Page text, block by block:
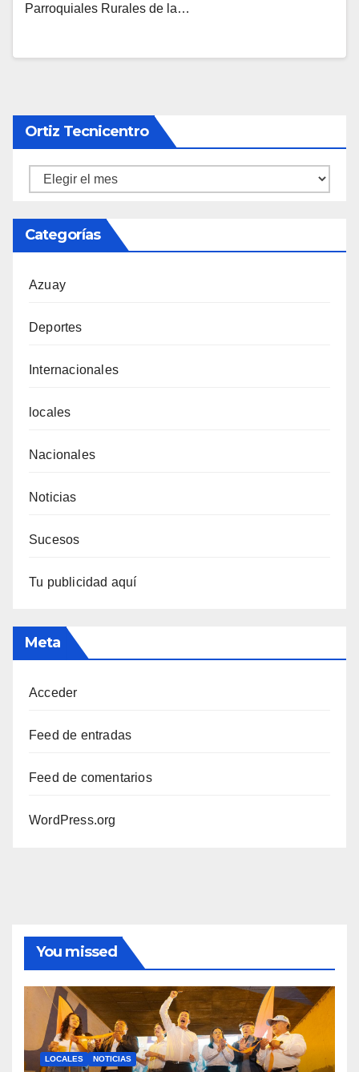
Parroquiales Rurales de la…
Ortiz Tecnicentro
Ortiz
Categorías
Azuay
Deportes
Internacionales
locales
Nacionales
Noticias
Sucesos
Tu publicidad aquí
Meta
Acceder
Feed de entradas
Feed de comentarios
WordPress.org
You missed
LOCALES NOTICIAS